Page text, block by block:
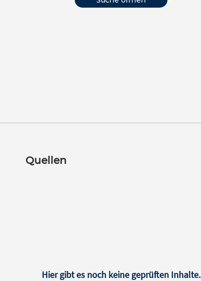
Quellen
Hier gibt es noch keine geprüften Inhalte.